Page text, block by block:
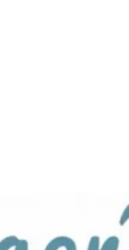
Produkttests und